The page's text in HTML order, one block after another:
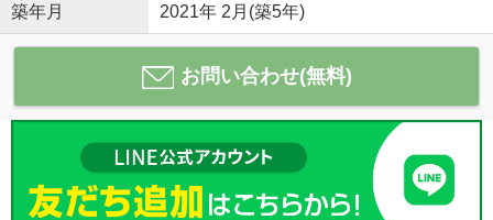
築年月 2021年 2月(築5年)
お問い合わせ(無料)